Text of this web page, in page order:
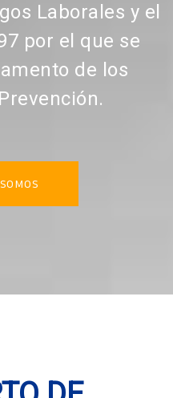
Laborales y el
por el que se
de los